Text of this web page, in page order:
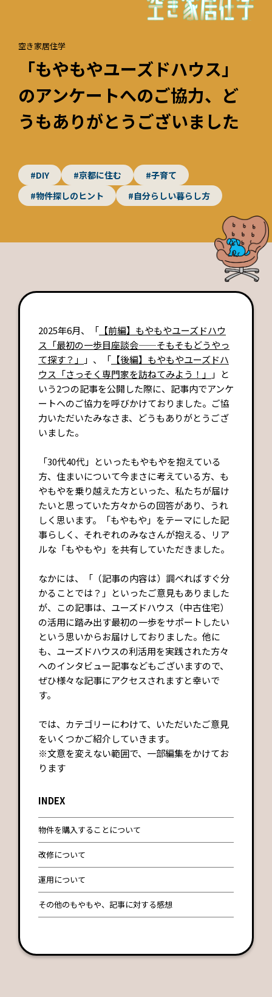
空き家居住学
「もやもやユーズドハウス」
のアンケートへのご協力、ど
うもありがとうございました
#DIY #京都に住む
#子育て
#物件探しのヒント
#自分らしい暮らし方
2025年6月、「 【前編】もやもやユーズドハウ
ス「最初の一歩目座談会——そもそもどうやっ
て探す？」
」、「 【後編】もやもやユーズドハ
ウス「さっそく専門家を訪ねてみよう！」
」と
いう2つの記事を公開した際に、記事内でアンケ
ートへのご協力を呼びかけておりました。ご協
力いただいたみなさま、どうもありがとうござ
いました。
「30代40代」といったもやもやを抱えている
方、住まいについて今まさに考えている方、も
やもやを乗り越えた方といった、私たちが届け
たいと思っていた方々からの回答があり、うれ
しく思います。「もやもや」をテーマにした記
事らしく、それぞれのみなさんが抱える、リア
ルな「もやもや」を共有していただきました。
なかには、「（記事の内容は）調べればすぐ分
かることでは？」といったご意見もありました
が、この記事は、ユーズドハウス（中古住宅）
の活用に踏み出す最初の一歩をサポートしたい
という思いからお届けしておりました。他に
も、ユーズドハウスの利活用を実践された方々
へのインタビュー記事などもございますので、
ぜひ様々な記事にアクセスされますと幸いで
す。
では、カテゴリーにわけて、いただいたご意見
をいくつかご紹介していきます。
※文意を変えない範囲で、一部編集をかけてお
ります
INDEX
物件を購入することについて
改修について
運用について
その他のもやもや、記事に対する感想